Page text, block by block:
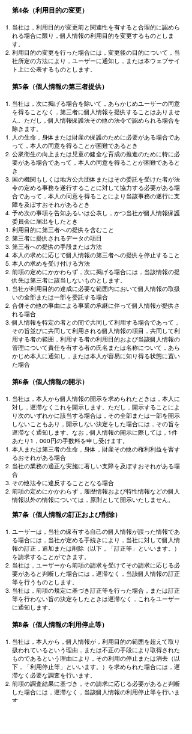
第4条（利用目的の変更）
当社は，利用目的が変更前と関連性を有すると合理的に認めら
れる場合に限り，個人情報の利用目的を変更するものとしま
す。
利用目的の変更を行った場合には，変更後の目的について，当
社所定の方法により，ユーザーに通知し，または本ウェブサイ
ト上に公表するものとします。
第5条（個人情報の第三者提供）
当社は，次に掲げる場合を除いて，あらかじめユーザーの同意
を得ることなく，第三者に個人情報を提供することはありませ
ん。ただし，個人情報保護法その他の法令で認められる場合を
除きます。
人の生命，身体または財産の保護のために必要がある場合であ
って，本人の同意を得ることが困難であるとき
公衆衛生の向上または児童の健全な育成の推進のために特に必
要がある場合であって，本人の同意を得ることが困難であると
き
国の機関もしくは地方公共団体またはその委託を受けた者が法
令の定める事務を遂行することに対して協力する必要がある場
合であって，本人の同意を得ることにより当該事務の遂行に支
障を及ぼすおそれがあるとき
予め次の事項を告知あるいは公表し，かつ当社が個人情報保護
委員会に届出をしたとき
利用目的に第三者への提供を含むこと
第三者に提供されるデータの項目
第三者への提供の手段または方法
本人の求めに応じて個人情報の第三者への提供を停止すること
本人の求めを受け付ける方法
前項の定めにかかわらず，次に掲げる場合には，当該情報の提
供先は第三者に該当しないものとします。
当社が利用目的の達成に必要な範囲内において個人情報の取扱
いの全部または一部を委託する場合
合併その他の事由による事業の承継に伴って個人情報が提供さ
れる場合
個人情報を特定の者との間で共同して利用する場合であって，
その旨並びに共同して利用される個人情報の項目，共同して利
用する者の範囲，利用する者の利用目的および当該個人情報の
管理について責任を有する者の氏名または名称について，あら
かじめ本人に通知し，または本人が容易に知り得る状態に置い
た場合
第6条（個人情報の開示）
当社は，本人から個人情報の開示を求められたときは，本人に
対し，遅滞なくこれを開示します。ただし，開示することによ
り次のいずれかに該当する場合は，その全部または一部を開示
しないこともあり，開示しない決定をした場合には，その旨を
遅滞なく通知します。なお，個人情報の開示に際しては，1件
あたり1，000円の手数料を申し受けます。
本人または第三者の生命，身体，財産その他の権利利益を害す
るおそれがある場合
当社の業務の適正な実施に著しい支障を及ぼすおそれがある場
合
その他法令に違反することとなる場合
前項の定めにかかわらず，履歴情報および特性情報などの個人
情報以外の情報については，原則として開示いたしません。
第7条（個人情報の訂正および削除）
ユーザーは，当社の保有する自己の個人情報が誤った情報であ
る場合には，当社が定める手続きにより，当社に対して個人情
報の訂正，追加または削除（以下，「訂正等」といいます。）
を請求することができます。
当社は，ユーザーから前項の請求を受けてその請求に応じる必
要があると判断した場合には，遅滞なく，当該個人情報の訂正
等を行うものとします。
当社は，前項の規定に基づき訂正等を行った場合，または訂正
等を行わない旨の決定をしたときは遅滞なく，これをユーザー
に通知します。
第8条（個人情報の利用停止等）
当社は，本人から，個人情報が，利用目的の範囲を超えて取り
扱われているという理由，または不正の手段により取得された
ものであるという理由により，その利用の停止または消去（以
下，「利用停止等」といいます。）を求められた場合には，遅
滞なく必要な調査を行います。
前項の調査結果に基づき，その請求に応じる必要があると判断
した場合には，遅滞なく，当該個人情報の利用停止等を行いま
す。